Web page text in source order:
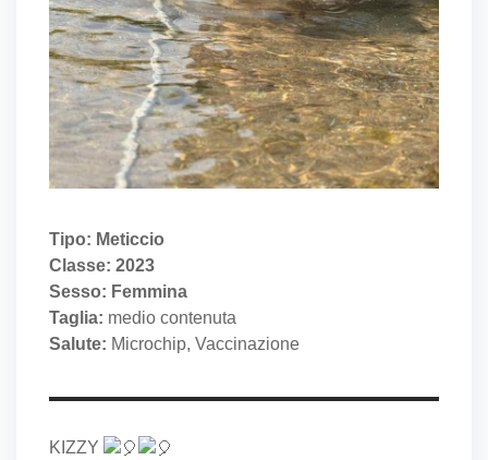
Tipo: Meticcio
Classe: 2023
Sesso: Femmina
Taglia: medio contenuta
Salute: Microchip, Vaccinazione
KIZZY